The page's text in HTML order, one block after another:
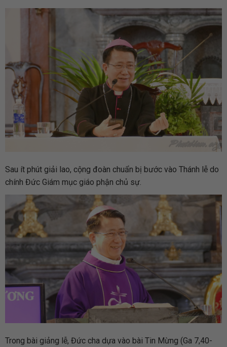
Sau ít phút giải lao, cộng đoàn chuẩn bị bước vào Thánh lễ do
chính Đức Giám mục giáo phận chủ sự.
Trong bài giảng lễ, Đức cha dựa vào bài Tin Mừng (Ga 7,40-